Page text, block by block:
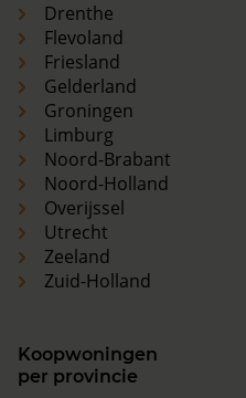
Drenthe
Flevoland
Friesland
Gelderland
Groningen
Limburg
Noord-Brabant
Noord-Holland
Overijssel
Utrecht
Zeeland
Zuid-Holland
Koopwoningen
per provincie